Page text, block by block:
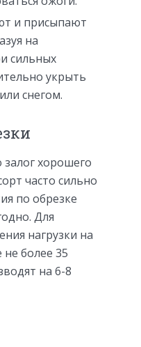
и присыпают
на
сильных
укрыть
снегом.
хорошего
часто сильно
по обрезке
Для
нагрузки на
более 35
на 6-8